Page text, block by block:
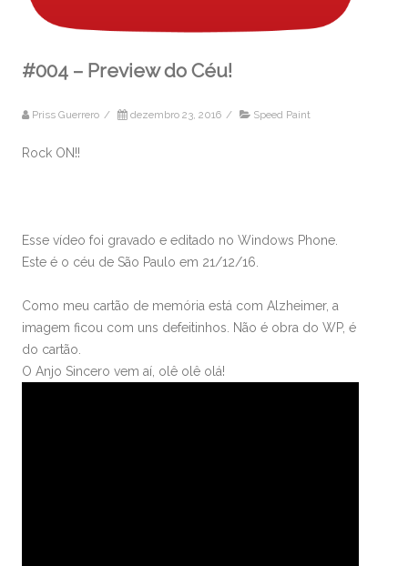
#004 – Preview do Céu!
Priss Guerrero / dezembro 23, 2016 / Speed Paint
Rock ON!!
Esse vídeo foi gravado e editado no Windows Phone.
Este é o céu de São Paulo em 21/12/16.
Como meu cartão de memória está com Alzheimer, a
imagem ficou com uns defeitinhos. Não é obra do WP, é
do cartão.
O Anjo Sincero vem aí, olê olê olá!